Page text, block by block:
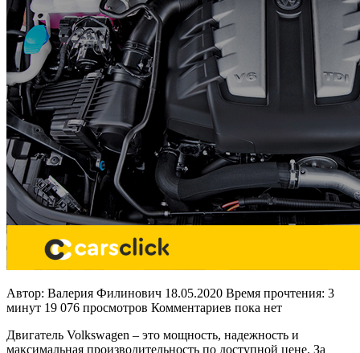
Автор: Валерия Филинович 18.05.2020 Время прочтения: 3
минут 19 076 просмотров Комментариев пока нет
Двигатель Volkswagen – это мощность, надежность и
максимальная производительность по доступной цене. За